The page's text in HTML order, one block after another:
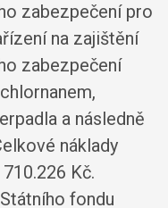
zabezpečení pro
na zajištění
zabezpečení
a následně
náklady
Kč.
fondu